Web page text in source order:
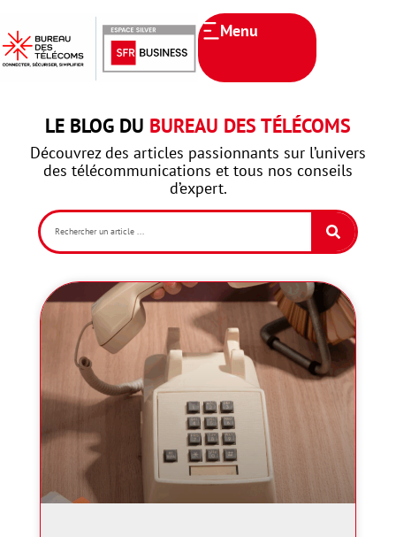
Menu
LE BLOG DU BUREAU DES TÉLÉCOMS
Découvrez des articles passionnants sur l’univers
des télécommunications et tous nos conseils
d’expert.